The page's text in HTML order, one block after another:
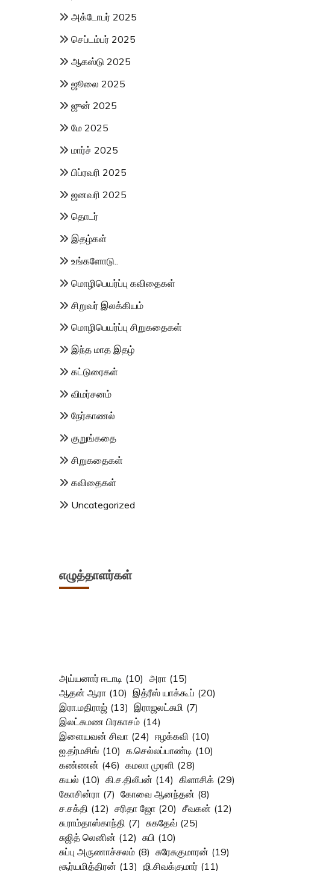
அக்டோபர் 2025
செப்டம்பர் 2025
ஆகஸ்டு 2025
ஜூலை 2025
ஜுன் 2025
மே 2025
மார்ச் 2025
பிப்ரவரி 2025
ஜனவரி 2025
தொடர்
இதழ்கள்
உங்களோடு..
மொழிபெயர்ப்பு கவிதைகள்
சிறுவர் இலக்கியம்
மொழிபெயர்ப்பு சிறுகதைகள்
இந்த மாத இதழ்
கட்டுரைகள்
விமர்சனம்
நேர்காணல்
குறுங்கதை
சிறுகதைகள்
கவிதைகள்
Uncategorized
எழுத்தாளர்கள்
அய்யனார் ஈடாடி (10) அரா (15)
ஆதன் ஆரா (10) இத்ரீஸ் யாக்கூப் (20)
இரா.மதிராஜ் (13) இராஜலட்சுமி (7)
இலட்சுமண பிரகாசம் (14)
இளையவன் சிவா (24) ஈழக்கவி (10)
ஐ.தர்மசிங் (10) க.செல்லப்பாண்டி (10)
கண்ணன் (46) கமலா முரளி (28)
கயல் (10) கி.ச.திலீபன் (14) கிளாசிக் (29)
கோசின்ரா (7) கோவை ஆனந்தன் (8)
ச.சக்தி (12) சரிதா ஜோ (20) சீவகன் (12)
சு.ராம்தாஸ்காந்தி (7) சுகதேவ் (25)
சுஜித் லெனின் (12) சுபி (10)
சுப்பு அருணாச்சலம் (8) சுரேசுகுமாரன் (19)
சூர்யமித்திரன் (13) ஜி.சிவக்குமார் (11)